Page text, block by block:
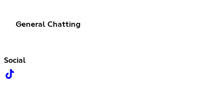
General Chatting
Social